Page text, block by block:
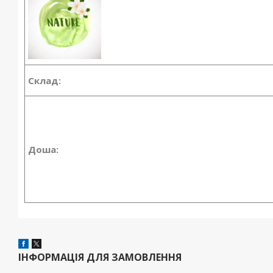
Склад:
Доша:
ІНФОРМАЦІЯ ДЛЯ ЗАМОВЛЕННЯ